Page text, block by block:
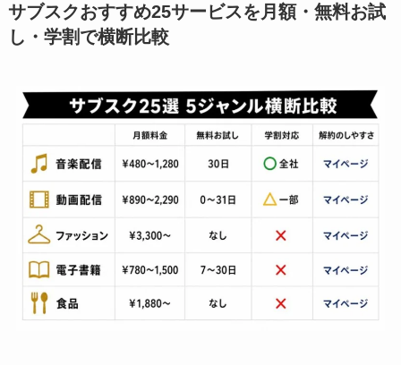
サブスクおすすめ25サービスを月額・無料お試
し・学割で横断比較